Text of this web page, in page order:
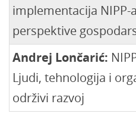
implementacija NIPP-
perspektive
Andrej Lončarić:
Ljudi, tehnologija i
održivi razvoj